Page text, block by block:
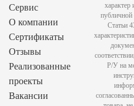
Сервис
О компании
Сертификаты
Отзывы
Реализованные
проекты
Вакансии
характер
Статьи
Р/У на